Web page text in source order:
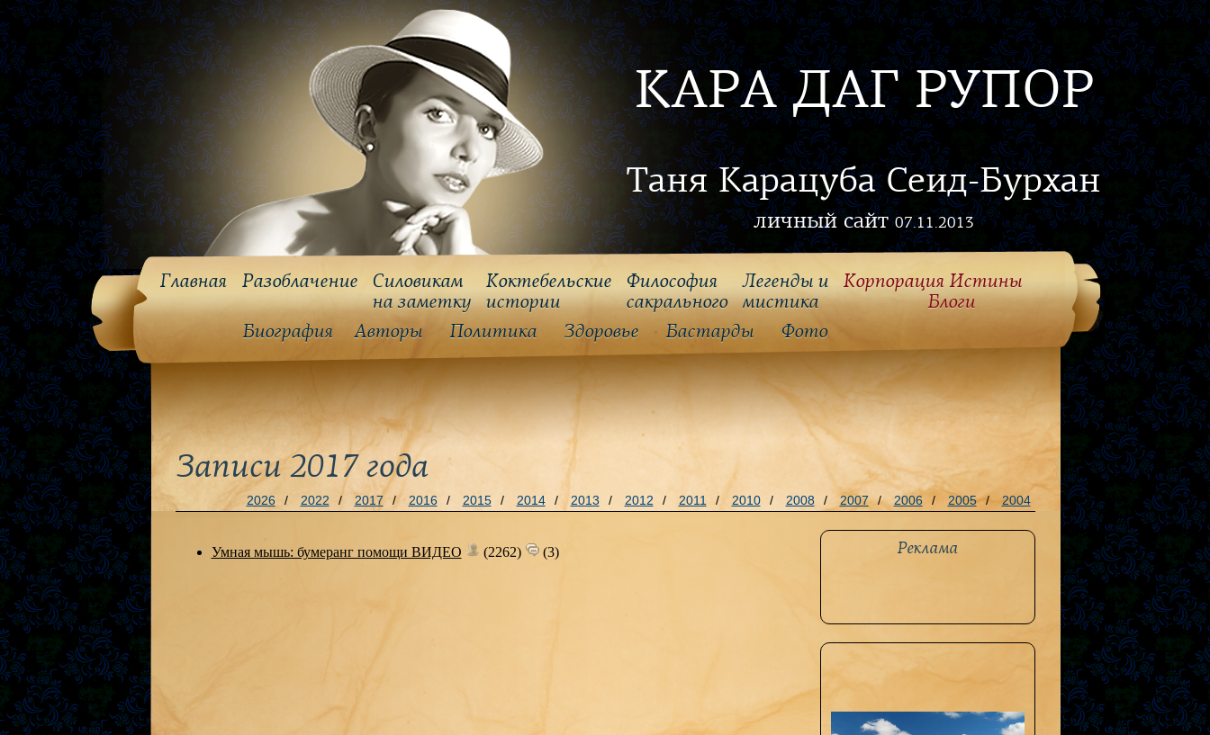
КАРА ДАГ РУПОР
Таня Карацуба Сеид-Бурхан
личный сайт07.11.2013
Главная Разоблачение
Силовикам
на заметку
Коктебельские
истории
Философия
cакрального
Легенды и
мистика
Корпорация Истины
Блоги
Биография
Авторы Политика Здоровье Бастарды Фото
Записи 2017 года
2026 / 2022 / 2017 / 2016 / 2015 / 2014 / 2013 / 2012 / 2011 / 2010 / 2008 / 2007 / 2006 / 2005 / 2004
Умная мышь: бумеранг помощи ВИДЕО (2262) (3) Реклама